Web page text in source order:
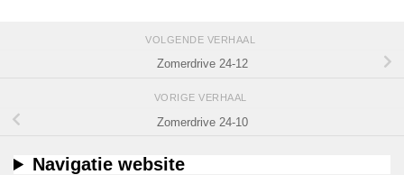
VOLGENDE VERHAAL
Zomerdrive 24-12
VORIGE VERHAAL
Zomerdrive 24-10
Navigatie website